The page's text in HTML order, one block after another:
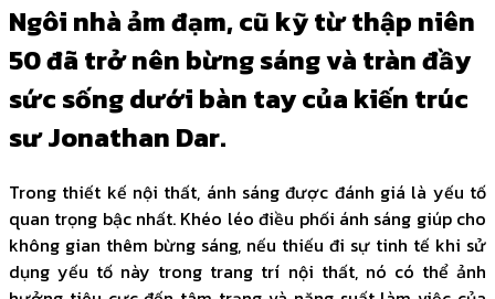
Ngôi nhà ảm đạm, cũ kỹ từ thập niên
50 đã trở nên bừng sáng và tràn đầy
sức sống dưới bàn tay của kiến trúc
sư Jonathan Dar.
Trong thiết kế nội thất, ánh sáng được đánh giá là yếu tố
quan trọng bậc nhất. Khéo léo điều phối ánh sáng giúp cho
không gian thêm bừng sáng, nếu thiếu đi sự tinh tế khi sử
dụng yếu tố này trong trang trí nội thất, nó có thể ảnh